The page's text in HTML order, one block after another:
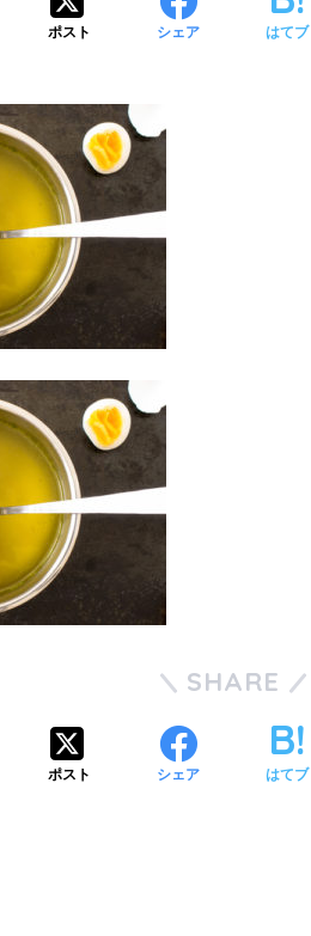
ポスト シェア はてブ
SHARE
ポスト シェア はてブ